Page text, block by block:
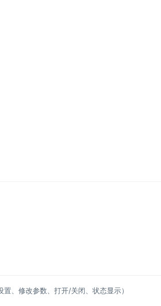
、修改参数、打开/关闭、状态显示）